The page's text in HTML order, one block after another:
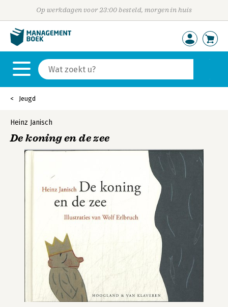
Op werkdagen voor 23:00 besteld, morgen in huis
Jeugd
Heinz Janisch
De koning en de zee